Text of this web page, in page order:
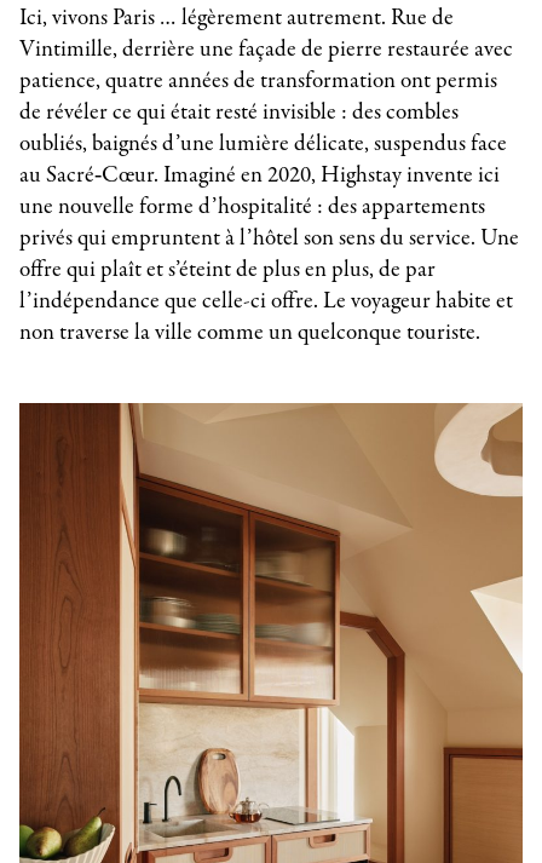
Ici, vivons Paris … légèrement autrement. Rue de
Vintimille, derrière une façade de pierre restaurée avec
patience, quatre années de transformation ont permis
de révéler ce qui était resté invisible : des combles
oubliés, baignés d’une lumière délicate, suspendus face
au Sacré‑Cœur. Imaginé en 2020, Highstay invente ici
une nouvelle forme d’hospitalité : des appartements
privés qui empruntent à l’hôtel son sens du service. Une
offre qui plaît et s’éteint de plus en plus, de par
l’indépendance que celle-ci offre. Le voyageur habite et
non traverse la ville comme un quelconque touriste.